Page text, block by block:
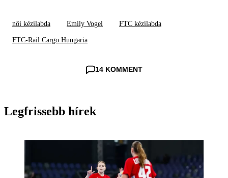
női kézilabda Emily Vogel FTC kézilabda
FTC-Rail Cargo Hungaria
14 KOMMENT
Legfrissebb hírek